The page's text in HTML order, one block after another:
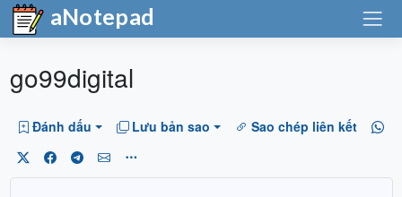
aNotepad
go99digital
Đánh dấu Lưu bản sao Sao chép liên kết